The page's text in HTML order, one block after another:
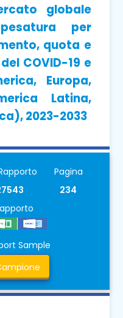
globale
per
quota e
COVID-19 e
Europa,
Latina,
2023-2033
Pagina
234
Sample